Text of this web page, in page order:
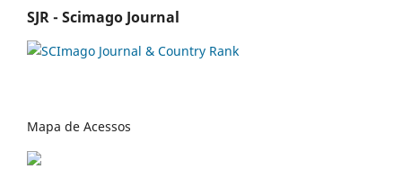
SJR - Scimago Journal
Mapa de Acessos